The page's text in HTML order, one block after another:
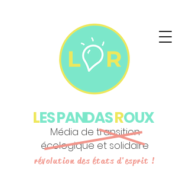
LES PANDASROUX
Média de transition
écologique et solidaire
révolution des états d'esprit !